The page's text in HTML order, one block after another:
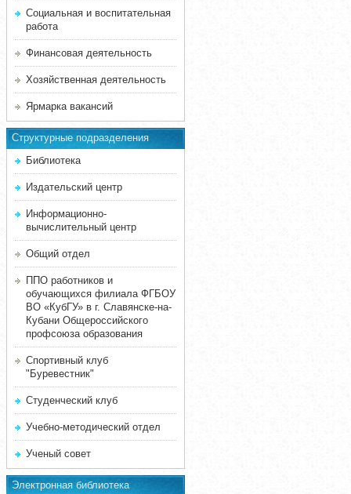
Социальная и воспитательная
работа
Финансовая деятельность
Хозяйственная деятельность
Ярмарка вакансий
Структурные подразделения
Библиотека
Издательский центр
Информационно-
вычислительный центр
Общий отдел
ППО работников и
обучающихся филиала ФГБОУ
ВО «КубГУ» в г. Славянске-на-
Кубани Общероссийского
профсоюза образования
Спортивный клуб
"Буревестник"
Студенческий клуб
Учебно-методический отдел
Ученый совет
Электронная библиотека